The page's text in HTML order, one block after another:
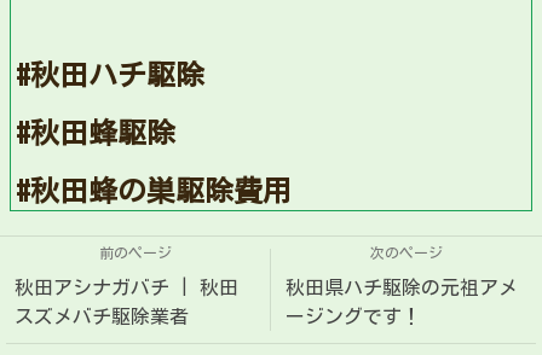
#秋田ハチ駆除
#秋田蜂駆除
#秋田蜂の巣駆除費用
前のページ
秋田アシナガバチ | 秋田
スズメバチ駆除業者
次のページ
秋田県ハチ駆除の元祖アメ
ージングです！